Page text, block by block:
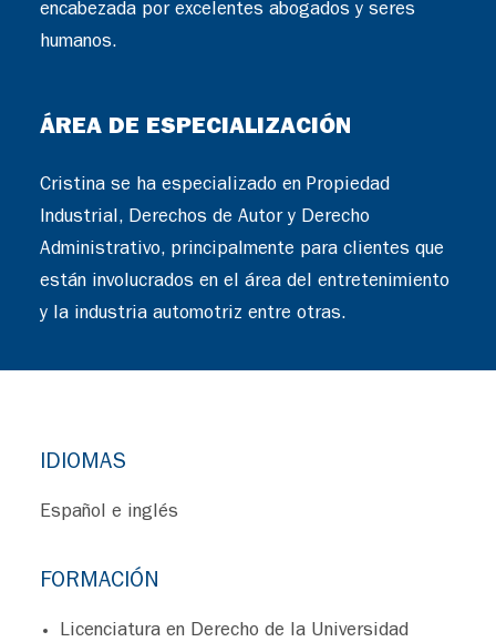
encabezada por excelentes abogados y seres
humanos.
ÁREA DE ESPECIALIZACIÓN
Cristina se ha especializado en Propiedad
Industrial, Derechos de Autor y Derecho
Administrativo, principalmente para clientes que
están involucrados en el área del entretenimiento
y la industria automotriz entre otras.
IDIOMAS
Español e inglés
FORMACIÓN
Licenciatura en Derecho de la Universidad